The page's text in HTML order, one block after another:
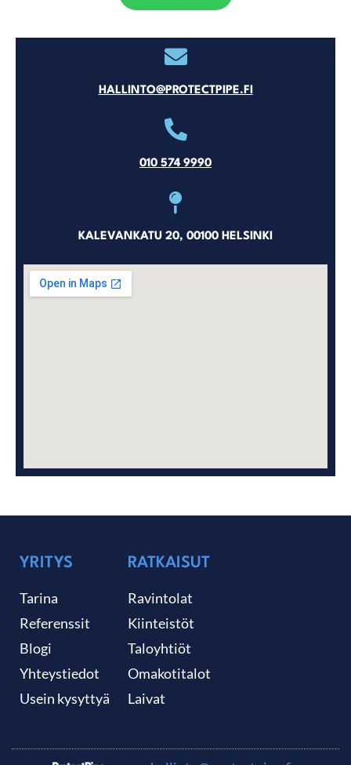
HALLINTO@PROTECTPIPE.FI
010 574 9990
KALEVANKATU 20, 00100 HELSINKI
YRITYS
Tarina
Referenssit
Blogi
Yhteystiedot
Usein kysyttyä
RATKAISUT
Ravintolat
Kiinteistöt
Taloyhtiöt
Omakotitalot
Laivat